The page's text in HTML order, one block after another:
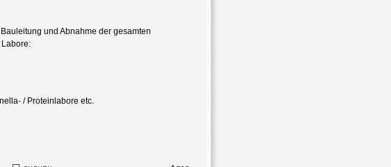
und Abnahme der gesamten
/ Proteinlabore etc.